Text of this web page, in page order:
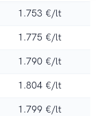
1.753 €/lt
1.775 €/lt
1.790 €/lt
1.804 €/lt
1.799 €/lt